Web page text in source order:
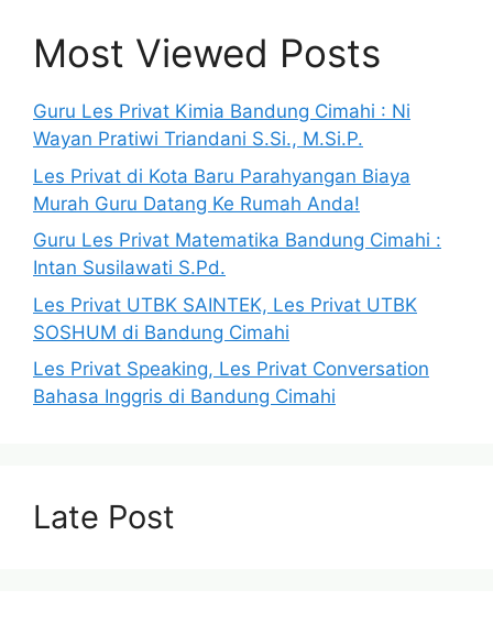
Most Viewed Posts
Guru Les Privat Kimia Bandung Cimahi : Ni
Wayan Pratiwi Triandani S.Si., M.Si.P.
Les Privat di Kota Baru Parahyangan Biaya
Murah Guru Datang Ke Rumah Anda!
Guru Les Privat Matematika Bandung Cimahi :
Intan Susilawati S.Pd.
Les Privat UTBK SAINTEK, Les Privat UTBK
SOSHUM di Bandung Cimahi
Les Privat Speaking, Les Privat Conversation
Bahasa Inggris di Bandung Cimahi
Late Post